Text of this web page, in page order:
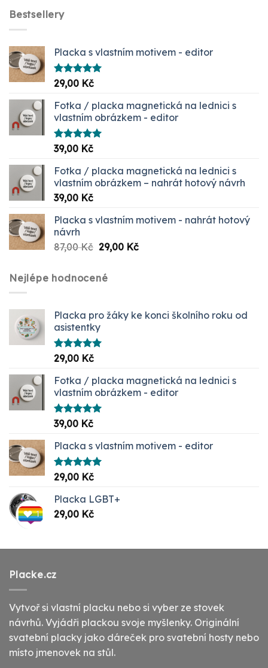
Bestsellery
Placka s vlastním motivem - editor
Hodnocení
5.00
29,00 Kč
Fotka / placka magnetická na lednici s
vlastním obrázkem - editor
Hodnocení
5.00
39,00 Kč
Fotka / placka magnetická na lednici s
vlastním obrázkem – nahrát hotový návrh
39,00 Kč
Placka s vlastním motivem - nahrát hotový
návrh
87,00Kč Původní
byla:
87,00 Kč.
29,00 KčAktuální
Nejlépe hodnocené
Placka pro žáky ke konci školního roku od
asistentky
Hodnocení
5.00
29,00 Kč
Fotka / placka magnetická na lednici s
vlastním obrázkem - editor
Hodnocení
5.00
39,00 Kč
Placka s vlastním motivem - editor
Hodnocení
5.00
29,00 Kč
Placka LGBT+
29,00 Kč
Placke.cz
Vytvoř si vlastní placku nebo si vyber ze stovek
návrhů. Vyjádři plackou svoje myšlenky. Originální
svatební placky jako dáreček pro svatební hosty nebo
místo jmenovek na stůl.